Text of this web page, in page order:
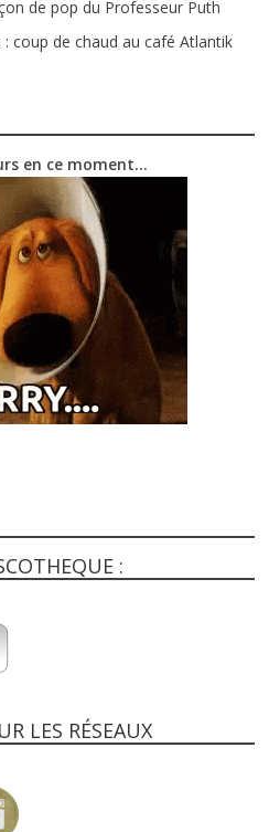
de pop du Professeur Puth
coup de chaud au café Atlantik
en ce moment…
:
LES RÉSEAUX